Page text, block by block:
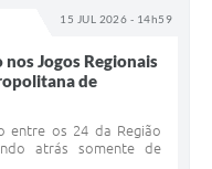
15 JUL 2026 - 14h59
Jogos Regionais
de
entre os 24 da Região
atrás somente de